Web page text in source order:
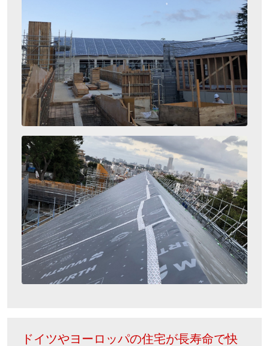
ドイツやヨーロッパの住宅が長寿命で快